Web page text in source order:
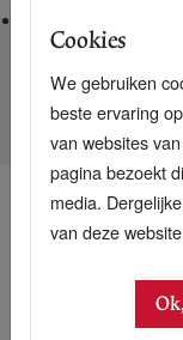
Nieuwsarchief
Chinees kruid
11 mei
Cookies
We gebruiken
beste ervaring
van websites
pagina bezoekt
media.
van deze